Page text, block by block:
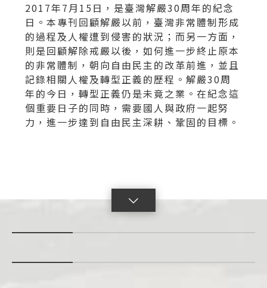
2017年7月15日，是臺灣解嚴30周年的紀念
日。本專刊回顧解嚴以前，臺灣非常體制形成
的過程及人權遭到侵害的狀況；而另一方面，
則是回顧解除戒嚴以後，如何進一步終止原本
的非常體制，朝向自由民主的改革前進，並且
記錄相關人權及轉型正義的歷程。解嚴30周
年的今日，轉型正義仍是未竟之業。在紀念這
個重要日子的同時，需要國人與政府一起努
力，進一步達到自由民主深耕、鞏固的目標。